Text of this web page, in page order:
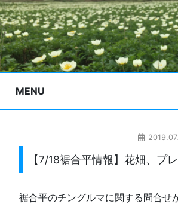
MENU
【7/18裾合平情報】花畑、プ
裾合平のチングルマに関する問合せ